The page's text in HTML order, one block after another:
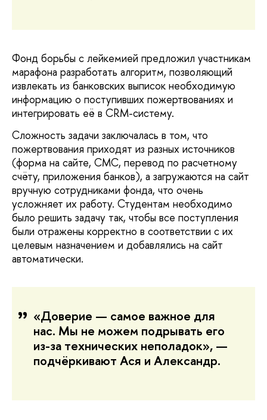
Фонд борьбы с лейкемией предложил участникам
марафона разработать алгоритм, позволяющий
извлекать из банковских выписок необходимую
информацию о поступивших пожертвованиях и
интегрировать её в CRM-систему.
Сложность задачи заключалась в том, что
пожертвования приходят из разных источников
(форма на сайте, СМС, перевод по расчетному
счёту, приложения банков), а загружаются на сайт
вручную сотрудниками фонда, что очень
усложняет их работу. Студентам необходимо
было решить задачу так, чтобы все поступления
были отражены корректно в соответствии с их
целевым назначением и добавлялись на сайт
автоматически.
«Доверие — самое важное для
нас. Мы не можем подрывать его
из-за технических неполадок», —
подчёркивают Ася и Александр.